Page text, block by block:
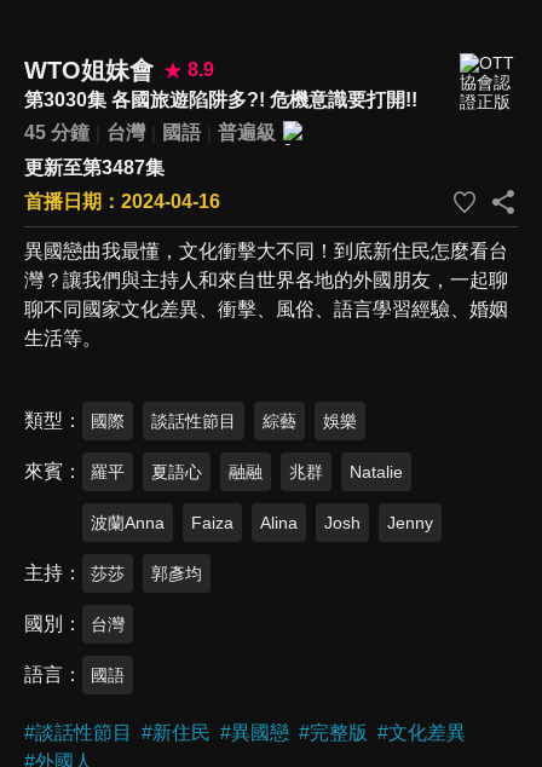
WTO姐妹會
8.9
第3030集 各國旅遊陷阱多?! 危機意識要打開!!
45 分鐘
台灣 國語
普遍級
更新至第3487集
首播日期：2024-04-16
異國戀曲我最懂，文化衝擊大不同！到底新住民怎麼看台
灣？讓我們與主持人和來自世界各地的外國朋友，一起聊
聊不同國家文化差異、衝擊、風俗、語言學習經驗、婚姻
生活等。
類型 國際 談話性節目 綜藝 娛樂
來賓 羅平 夏語心 融融 兆群 ​Natalie
波蘭Anna Faiza Alina Josh Jenny
主持 莎莎 郭彥均
國別 台灣
語言 國語
#談話性節目 #新住民 #異國戀 #完整版 #文化差異
#外國人